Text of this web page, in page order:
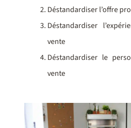
Déstandardiser l’offre
Déstandardiser
vente
Déstandardiser le
vente